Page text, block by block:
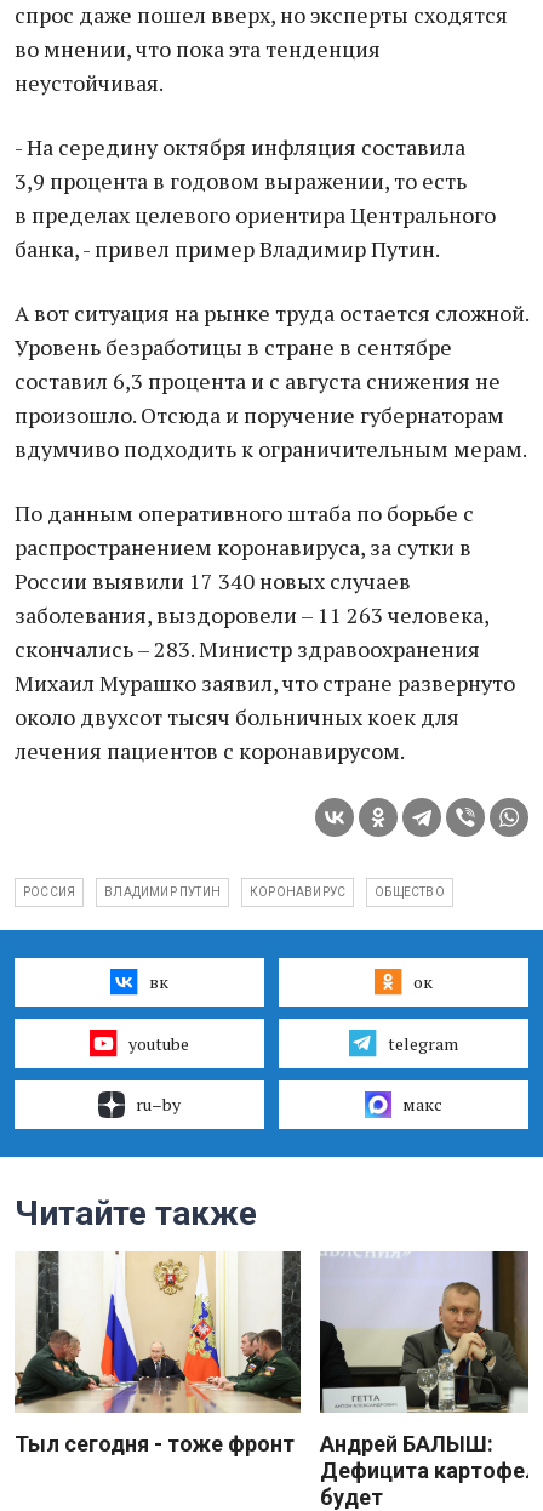
спрос даже пошел вверх, но эксперты сходятся
во мнении, что пока эта тенденция
неустойчивая.
- На середину октября инфляция составила
3,9 процента в годовом выражении, то есть
в пределах целевого ориентира Центрального
банка, - привел пример Владимир Путин.
А вот ситуация на рынке труда остается сложной.
Уровень безработицы в стране в сентябре
составил 6,3 процента и с августа снижения не
произошло. Отсюда и поручение губернаторам
вдумчиво подходить к ограничительным мерам.
По данным оперативного штаба по борьбе с
распространением коронавируса, за сутки в
России выявили 17 340 новых случаев
заболевания, выздоровели – 11 263 человека,
скончались – 283. Министр здравоохранения
Михаил Мурашко заявил, что стране развернуто
около двухсот тысяч больничных коек для
лечения пациентов с коронавирусом.
РОССИЯ ВЛАДИМИР ПУТИН КОРОНАВИРУС ОБЩЕСТВО
вк ок
youtube telegram
ru–by макс
Читайте также
Тыл сегодня - тоже фронт
Андрей БАЛЫШ:
Дефицита
будет